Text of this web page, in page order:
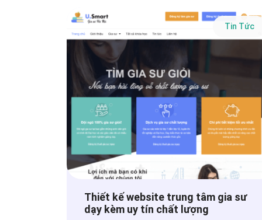
Tin Tức
Thiết kế website trung tâm gia sư
dạy kèm uy tín chất lượng